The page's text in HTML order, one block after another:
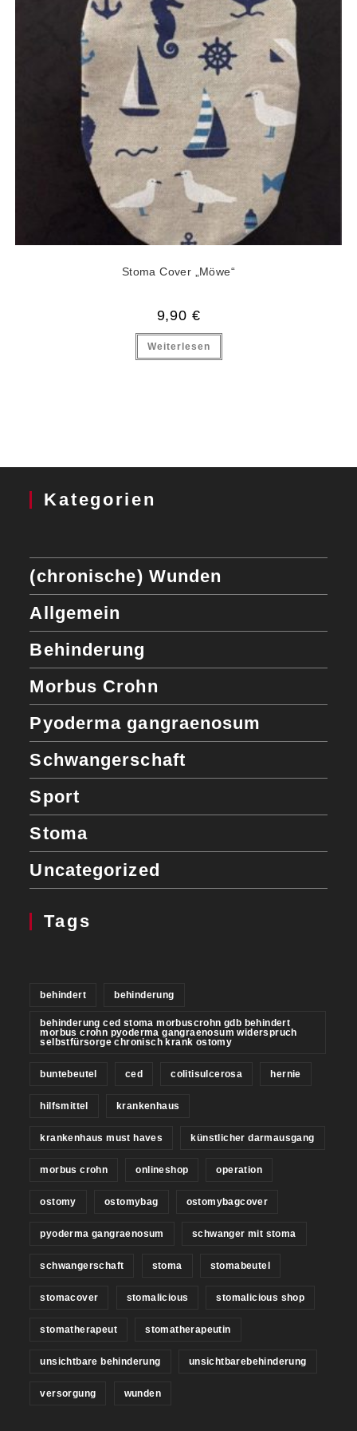
Stoma Cover „Möwe“
9,90 €
Weiterlesen
Kategorien
(chronische) Wunden
Allgemein
Behinderung
Morbus Crohn
Pyoderma gangraenosum
Schwangerschaft
Sport
Stoma
Uncategorized
Tags
behindert behinderung
behinderung ced stoma morbuscrohn gdb behindert
morbus crohn pyoderma gangraenosum widerspruch
selbstfürsorge chronisch krank ostomy
buntebeutel ced colitisulcerosa hernie
hilfsmittel krankenhaus
krankenhaus must haves künstlicher darmausgang
morbus crohn onlineshop operation
ostomy ostomybag ostomybagcover
pyoderma gangraenosum schwanger mit stoma
schwangerschaft stoma stomabeutel
stomacover stomalicious stomalicious shop
stomatherapeut stomatherapeutin
unsichtbare behinderung unsichtbarebehinderung
versorgung wunden